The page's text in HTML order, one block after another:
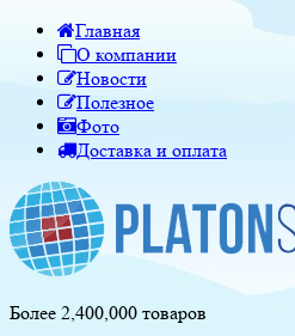
Главная
О компании
Новости
Полезное
Фото
Доставка и оплата
Более 2,400,000 товаров